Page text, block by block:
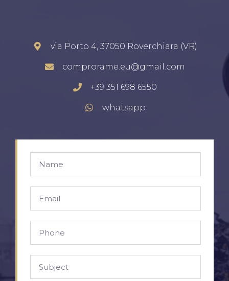
via Porto 4, 37050 Roverchiara (VR)
comprorame.eu@gmail.com
+39 351 698 6550
whatsapp